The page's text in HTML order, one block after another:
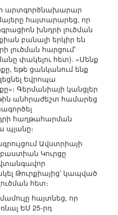
արտգործնախարար
հայտարարեց, որ
խնդրի լուծման
բանալի երկիր են
լուծման հարցում՝
փակելու հետ). «Մենք
եթե ցանկանում ենք
Եվրոպա
Գերմանիայի կանցլեր
անհրաժեշտ համարեց
հաղթահարման
պլանը։
Ավստրիայի
Կուրցը
Թուրքիայից՝ կապված
հետ։
հայտնեց, որ
ԵՄ 25-րդ